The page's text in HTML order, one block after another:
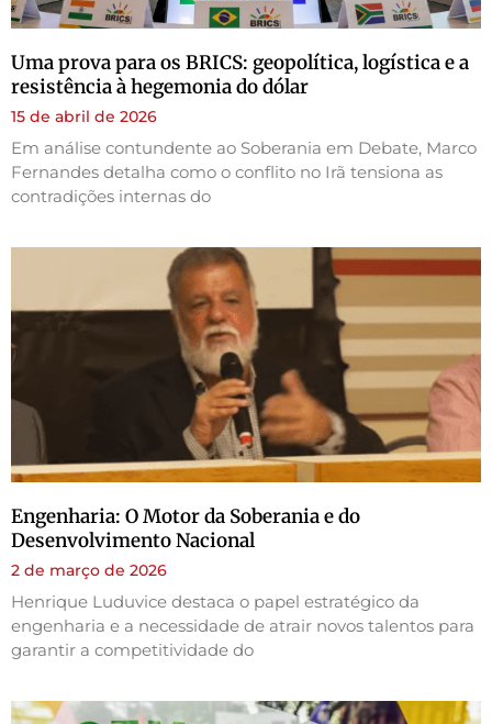
Uma prova para os BRICS: geopolítica, logística e a
resistência à hegemonia do dólar
15 de abril de 2026
Em análise contundente ao Soberania em Debate, Marco
Fernandes detalha como o conflito no Irã tensiona as
contradições internas do
Engenharia: O Motor da Soberania e do
Desenvolvimento Nacional
2 de março de 2026
Henrique Luduvice destaca o papel estratégico da
engenharia e a necessidade de atrair novos talentos para
garantir a competitividade do